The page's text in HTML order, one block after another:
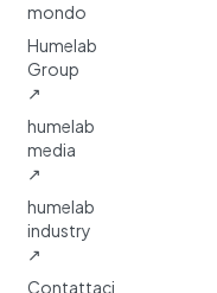
mondo
Humelab
Group
↗
humelab
media
↗
humelab
industry
↗
Contattaci